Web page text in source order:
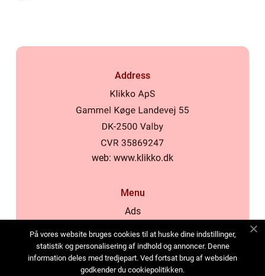
Address
web: www.klikko.dk
Menu
Ads
Cookies
Contact
På vores website bruges cookies til at huske dine indstillinger,
statistik og personalisering af indhold og annoncer. Denne
information deles med tredjepart. Ved fortsat brug af websiden
godkender du cookiepolitikken.